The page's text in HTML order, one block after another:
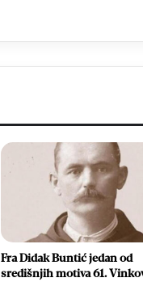
Fra Didak Buntić jedan od
središnjih motiva 61.